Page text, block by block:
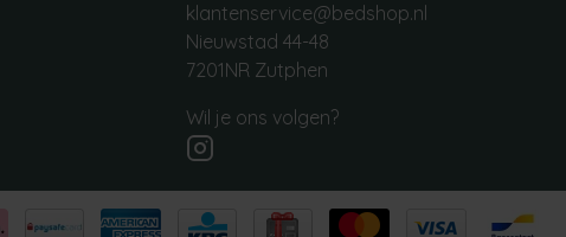
klantenservice@bedshop.nl
Nieuwstad 44-48
7201NR Zutphen
Wil je ons volgen?